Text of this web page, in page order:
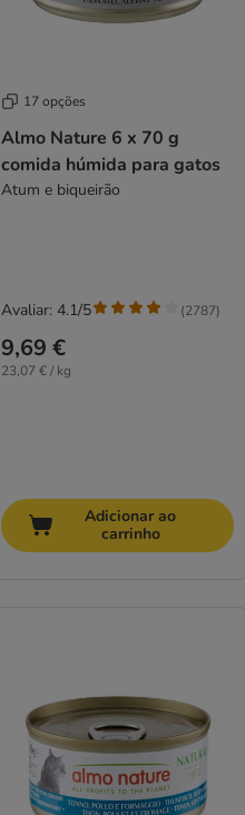
17 opções
Almo Nature 6 x 70 g
comida húmida para gatos
Atum e biqueirão
9,69 €
23,07 € / kg
Avaliar: 4.1/5 (2787)
Adicionar ao
carrinho